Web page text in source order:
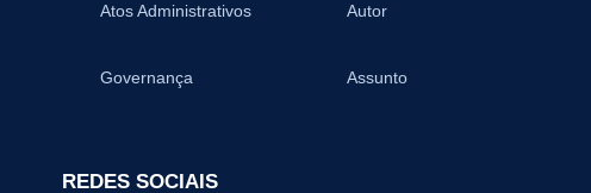
Atos Administrativos
Governança
Autor
Assunto
REDES SOCIAIS